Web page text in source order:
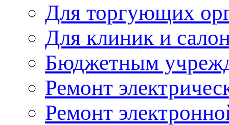
Для торгующих
Для клиник и
Бюджетным
Ремонт
Ремонт